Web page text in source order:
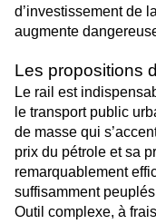
d’investissement de
augmente
Les propositions
Le rail est
le transport public
de masse qui
prix du pétrole et sa
remarquablement
suffisamment
Outil complexe, à